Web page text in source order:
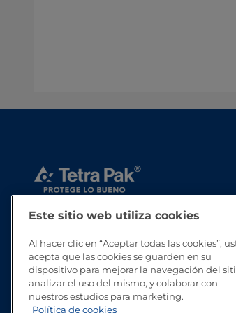
Este sitio web utiliza cookies
Al hacer clic en “Aceptar todas las cookies”,
acepta que las cookies se guarden en su
dispositivo para mejorar la navegación del
analizar el uso del mismo, y colaborar con
nuestros estudios para marketing.
Política de cookies